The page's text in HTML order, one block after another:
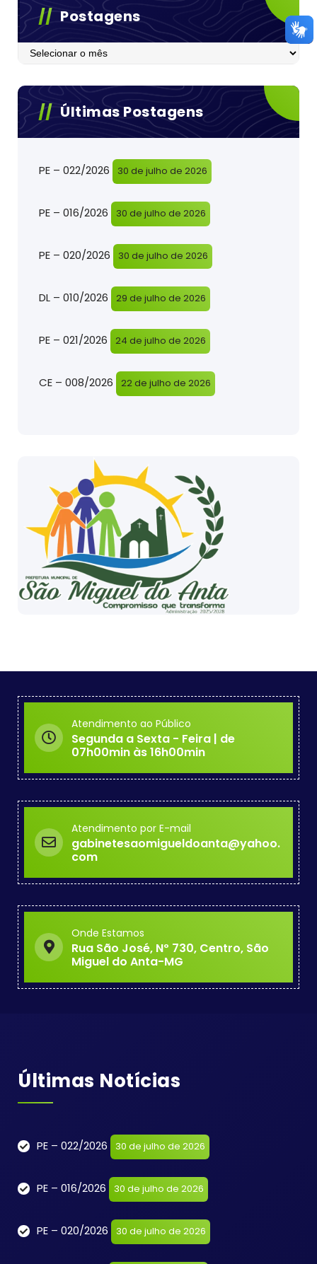
Postagens
Postagens
Últimas Postagens
PE – 022/2026 30 de julho de 2026
PE – 016/2026 30 de julho de 2026
PE – 020/2026 30 de julho de 2026
DL – 010/2026 29 de julho de 2026
PE – 021/2026 24 de julho de 2026
CE – 008/2026 22 de julho de 2026
Atendimento ao Público
Segunda a Sexta - Feira | de
07h00min às 16h00min
Atendimento por E-mail
gabinetesaomigueldoanta@yahoo.
com
Onde Estamos
Rua São José, Nº 730, Centro, São
Miguel do Anta-MG
Últimas Notícias
PE – 022/2026 30 de julho de 2026
PE – 016/2026 30 de julho de 2026
PE – 020/2026 30 de julho de 2026